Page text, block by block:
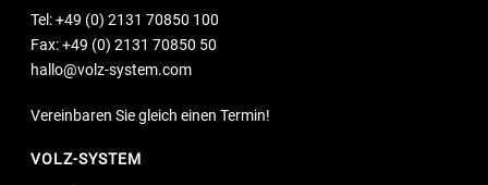
Tel:+49 (0) 2131 70850 100
Fax: +49 (0) 2131 70850 50
hallo@volz-system.com
Vereinbaren Sie gleich einen Termin!
VOLZ-SYSTEM